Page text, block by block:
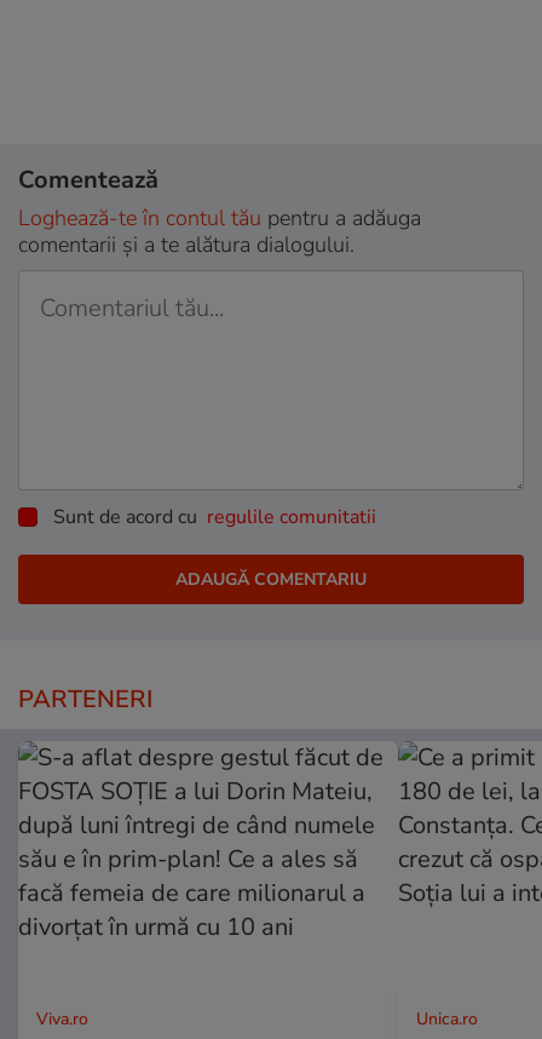
Comentează
Loghează-te în contul tău pentru a adăuga
comentarii și a te alătura dialogului.
Sunt de acord cu regulile comunitatii
PARTENERI
Viva.ro Unica.ro